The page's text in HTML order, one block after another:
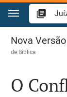
Ir para o conteúdo
Juízes 12
Nova
de Biblica
O